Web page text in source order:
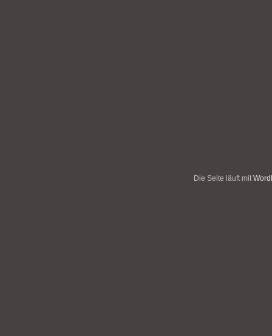
Die Seite läuft mit